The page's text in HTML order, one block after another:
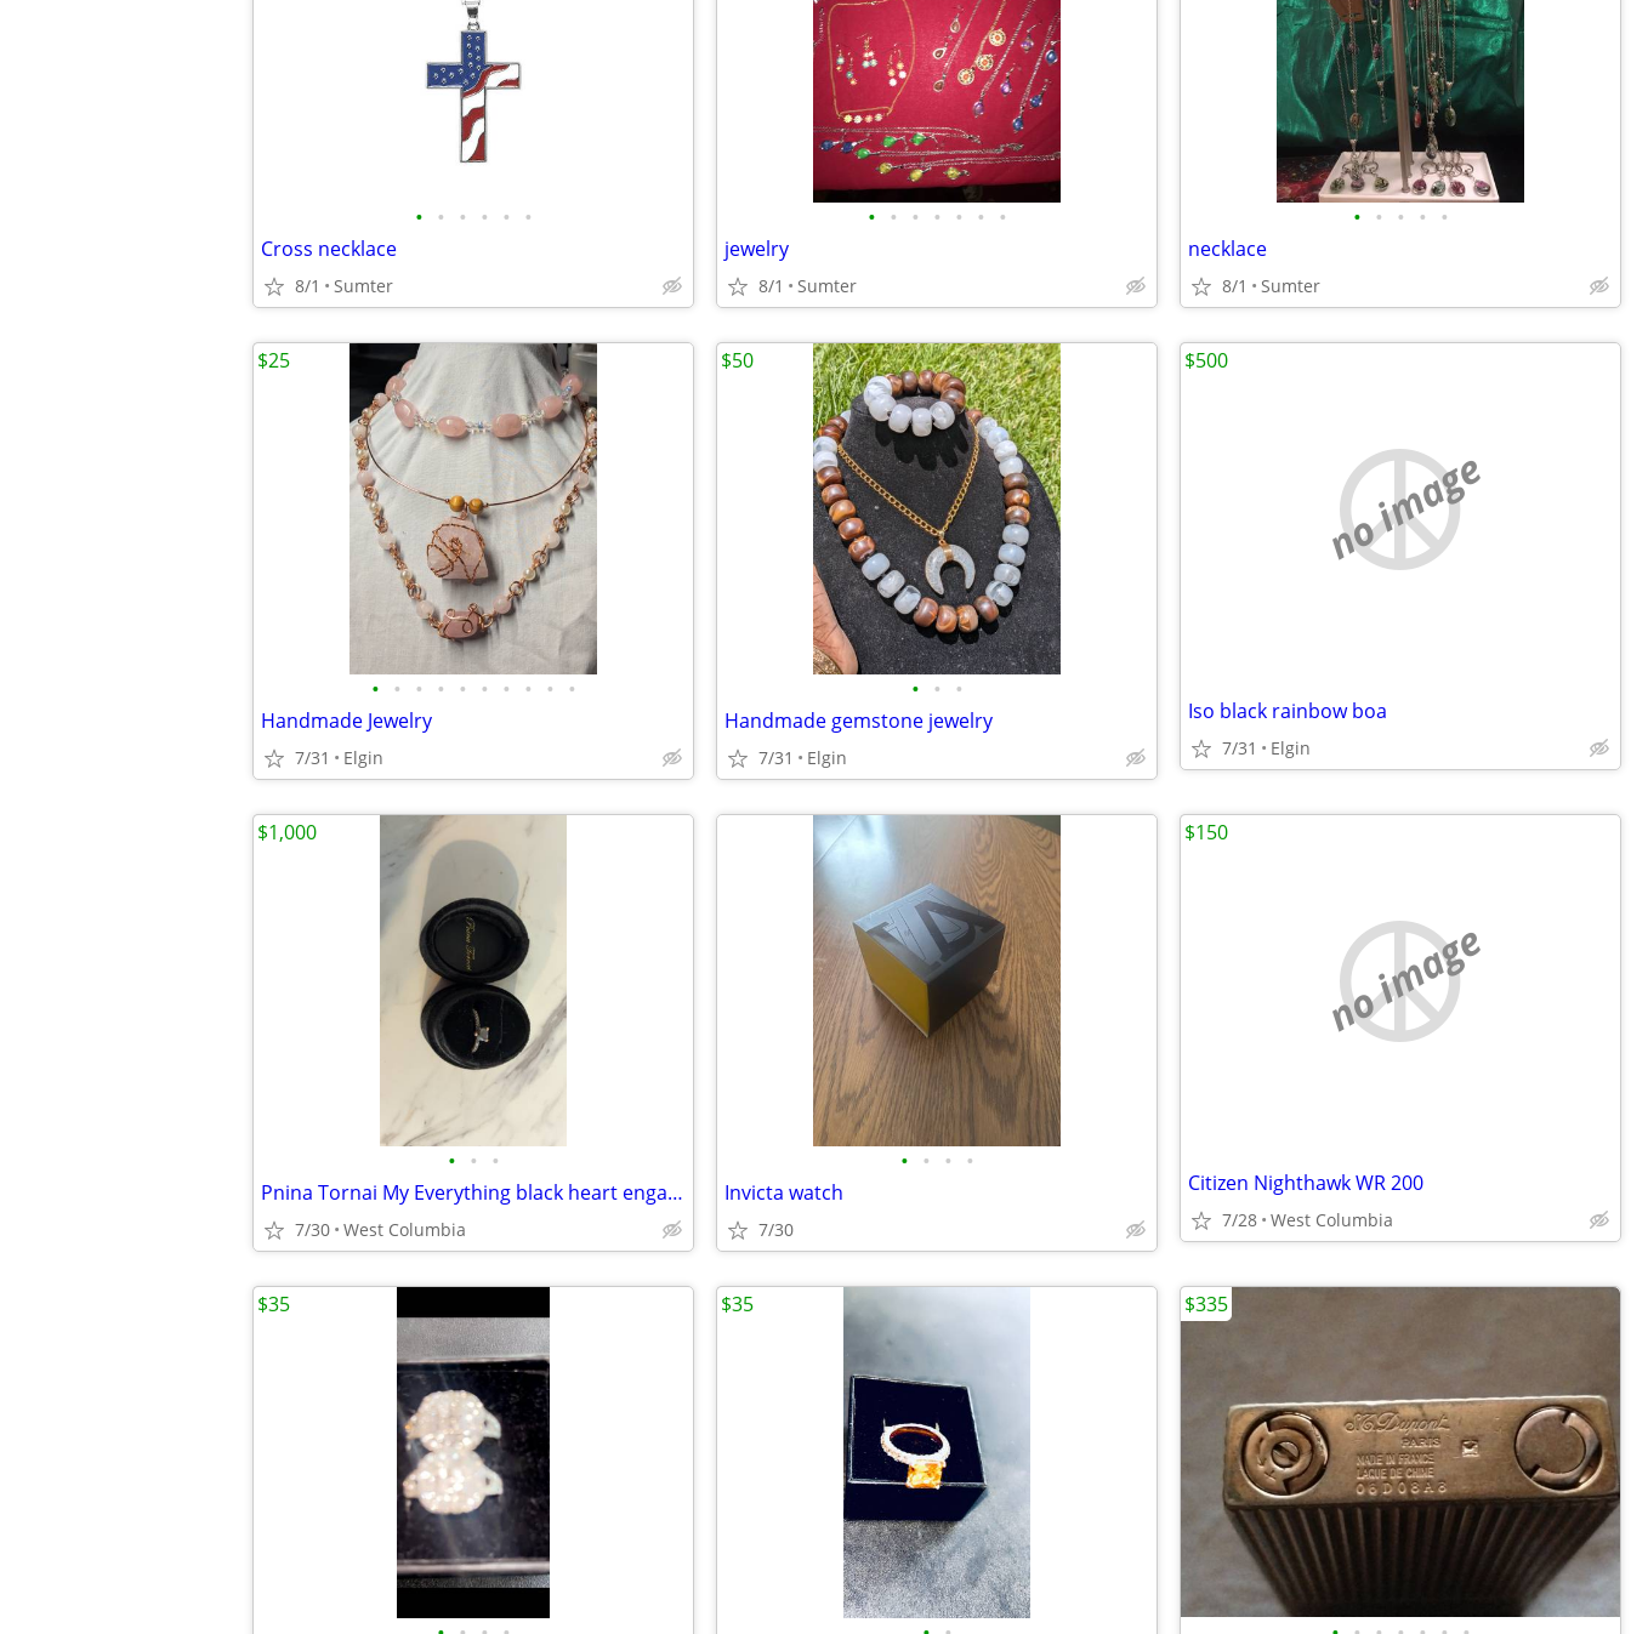
• • • • • •
Cross necklace
8/1 Sumter
• • • • • • •
jewelry
8/1 Sumter
• • • • •
necklace
8/1 Sumter
• • • • • • • • • •
Handmade Jewelry
7/31 Elgin
$25
• • •
Handmade gemstone jewelry
7/31 Elgin
$50
no image
Iso black rainbow boa
7/31 Elgin
$500
• • •
Pnina Tornai My Everything black heart engagment ring
7/30 West Columbia
$1,000
• • • •
Invicta watch
7/30
no image
Citizen Nighthawk WR 200
7/28 West Columbia
$150
$35 $35 $335